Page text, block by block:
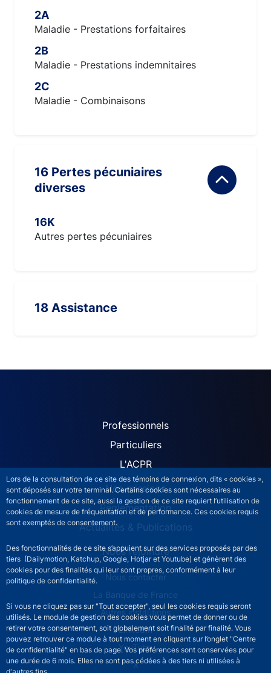
Lors de la consultation de ce site des témoins de connexion, dits « cookies »,
sont déposés sur votre terminal. Certains cookies sont nécessaires au
fonctionnement de ce site, aussi la gestion de ce site requiert l’utilisation de
cookies de mesure de fréquentation et de performance. Ces cookies requis
sont exemptés de consentement.
Des fonctionnalités de ce site s’appuient sur des services proposés par des
tiers (Dailymotion, Katchup, Google, Hotjar et Youtube) et génèrent des
cookies pour des finalités qui leur sont propres, conformément à leur
politique de confidentialité.
Si vous ne cliquez pas sur "Tout accepter", seul les cookies requis seront
utilisés. Le module de gestion des cookies vous permet de donner ou de
retirer votre consentement, soit globalement soit finalité par finalité. Vous
pouvez retrouver ce module à tout moment en cliquant sur l’onglet "Centre
de confidentialité" en bas de page. Vos préférences sont conservées pour
une durée de 6 mois. Elles ne sont pas cédées à des tiers ni utilisées à
2A
Maladie - Prestations forfaitaires
2B
Maladie - Prestations indemnitaires
2C
Maladie - Combinaisons
16 Pertes pécuniaires
diverses
16K
Autres pertes pécuniaires
18 Assistance
ACPR site navigation
Professionnels
Particuliers
L'ACPR
Nos missions
Réglementation
Actualités & Publications
Nous rejoindre
ACPR footer secondary menu (French)
Nous contacter
La Banque de France
Autres institutions
LinkedIn
YouTube
X